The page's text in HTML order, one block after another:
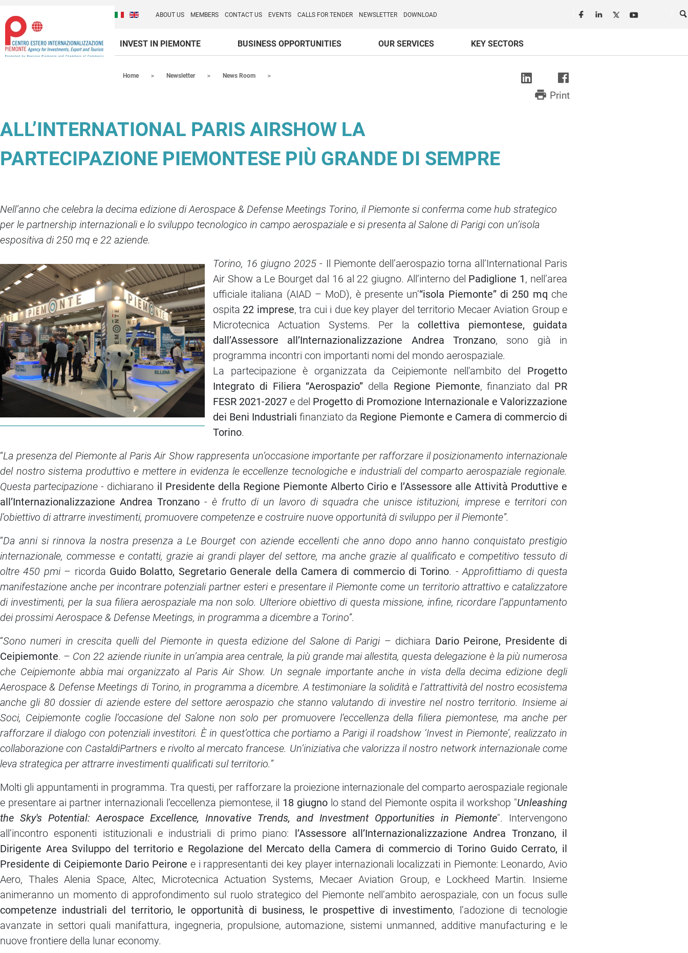
Italiano (Italia)
English (United Kingdom)
ABOUT US MEMBERS CONTACT US EVENTS CALLS FOR TENDER NEWSLETTER DOWNLOAD Seguici in rete
INVEST IN PIEMONTE BUSINESS OPPORTUNITIES OUR SERVICES
KEY SECTORS
Home Newsletter News Room
print Print
ALL’INTERNATIONAL PARIS AIRSHOW LA
PARTECIPAZIONE PIEMONTESE PIÙ GRANDE DI SEMPRE
Nell’anno che celebra la decima edizione di Aerospace & Defense Meetings Torino, il Piemonte si conferma come hub strategico
per le partnership internazionali e lo sviluppo tecnologico in campo aerospaziale e si presenta al Salone di Parigi con un’isola
espositiva di 250 mq e 22 aziende.
Torino, 16 giugno 2025 - Il Piemonte dell’aerospazio torna all’International Paris
Air Show a Le Bourget dal 16 al 22 giugno. All’interno del Padiglione 1, nell’area
ufficiale italiana (AIAD – MoD), è presente un’“isola Piemonte” di 250 mq che
ospita 22 imprese, tra cui i due key player del territorio Mecaer Aviation Group e
Microtecnica Actuation Systems. Per la collettiva piemontese, guidata
dall’Assessore all’Internazionalizzazione Andrea Tronzano, sono già in
programma incontri con importanti nomi del mondo aerospaziale.
La partecipazione è organizzata da Ceipiemonte nell'ambito del Progetto
Integrato di Filiera “Aerospazio” della Regione Piemonte, finanziato dal PR
FESR 2021-2027 e del Progetto di Promozione Internazionale e Valorizzazione
dei Beni Industriali finanziato da Regione Piemonte e Camera di commercio di
Torino.
“La presenza del Piemonte al Paris Air Show rappresenta un’occasione importante per rafforzare il posizionamento internazionale
del nostro sistema produttivo e mettere in evidenza le eccellenze tecnologiche e industriali del comparto aerospaziale regionale.
Questa partecipazione - dichiarano il Presidente della Regione Piemonte Alberto Cirio e l’Assessore alle Attività Produttive e
all’Internazionalizzazione Andrea Tronzano - è frutto di un lavoro di squadra che unisce istituzioni, imprese e territori con
l’obiettivo di attrarre investimenti, promuovere competenze e costruire nuove opportunità di sviluppo per il Piemonte”.
“Da anni si rinnova la nostra presenza a Le Bourget con aziende eccellenti che anno dopo anno hanno conquistato prestigio
internazionale, commesse e contatti, grazie ai grandi player del settore, ma anche grazie al qualificato e competitivo tessuto di
oltre 450 pmi– ricorda Guido Bolatto, Segretario Generale della Camera di commercio di Torino. -Approfittiamo di questa
manifestazione anche per incontrare potenziali partner esteri e presentare il Piemonte come un territorio attrattivo e catalizzatore
di investimenti, per la sua filiera aerospaziale ma non solo. Ulteriore obiettivo di questa missione, infine, ricordare l’appuntamento
dei prossimi Aerospace & Defense Meetings, in programma a dicembre a Torino”.
“Sono numeri in crescita quelli del Piemonte in questa edizione del Salone di Parigi– dichiara Dario Peirone, Presidente di
Ceipiemonte. – Con 22 aziende riunite in un’ampia area centrale, la più grande mai allestita, questa delegazione è la più numerosa
che Ceipiemonte abbia mai organizzato al Paris Air Show. Un segnale importante anche in vista della decima edizione degli
Aerospace & Defense Meetings di Torino, in programma a dicembre. A testimoniare la solidità e l’attrattività del nostro ecosistema
anche gli 80 dossier di aziende estere del settore aerospazio che stanno valutando di investire nel nostro territorio. Insieme ai
Soci, Ceipiemonte coglie l’occasione del Salone non solo per promuovere l’eccellenza della filiera piemontese, ma anche per
rafforzare il dialogo con potenziali investitori. È in quest’ottica che portiamo a Parigi il roadshow ‘Invest in Piemonte’, realizzato in
collaborazione con CastaldiPartners e rivolto al mercato francese. Un’iniziativa che valorizza il nostro network internazionale come
leva strategica per attrarre investimenti qualificati sul territorio.”
Molti gli appuntamenti in programma. Tra questi, per rafforzare la proiezione internazionale del comparto aerospaziale regionale
e presentare ai partner internazionali l’eccellenza piemontese, il 18 giugnolo stand del Piemonte ospita il workshop "Unleashing
the Sky's Potential: Aerospace Excellence, Innovative Trends, and Investment Opportunities in Piemonte". Intervengono
all’incontro esponenti istituzionali e industriali di primo piano: l’Assessore all’Internazionalizzazione Andrea Tronzano, il
Dirigente Area Sviluppo del territorio e Regolazione del Mercato della Camera di commercio di Torino Guido Cerrato, il
Presidente di Ceipiemonte Dario Peirone e i rappresentanti dei key player internazionali localizzati in Piemonte: Leonardo, Avio
Aero, Thales Alenia Space, Altec, Microtecnica Actuation Systems, Mecaer Aviation Group, e Lockheed Martin. Insieme
animeranno un momento di approfondimento sul ruolo strategico del Piemonte nell’ambito aerospaziale, con un focus sulle
competenze industriali del territorio, le opportunità di business, le prospettive di investimento, l’adozione di tecnologie
avanzate in settori quali manifattura, ingegneria, propulsione, automazione, sistemi unmanned, additive manufacturing e le
nuove frontiere della lunar economy.